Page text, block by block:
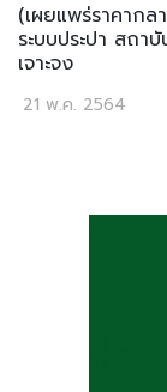
(เผยแพร่ราคากล
ระบบประปา สถ
เจาะจง
21 พ.ค. 2564